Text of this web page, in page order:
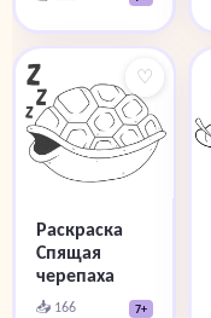
♡
Раскраска
Спящая
черепаха
📥 166 7+